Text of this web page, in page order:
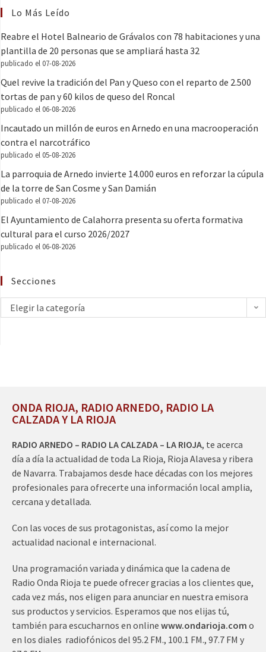
Lo Más Leído
Reabre el Hotel Balneario de Grávalos con 78 habitaciones y una
plantilla de 20 personas que se ampliará hasta 32
publicado el 07-08-2026
Quel revive la tradición del Pan y Queso con el reparto de 2.500
tortas de pan y 60 kilos de queso del Roncal
publicado el 06-08-2026
Incautado un millón de euros en Arnedo en una macrooperación
contra el narcotráfico
publicado el 05-08-2026
La parroquia de Arnedo invierte 14.000 euros en reforzar la cúpula
de la torre de San Cosme y San Damián
publicado el 07-08-2026
El Ayuntamiento de Calahorra presenta su oferta formativa
cultural para el curso 2026/2027
publicado el 06-08-2026
Secciones
Elegir la categoría
ONDA RIOJA, RADIO ARNEDO, RADIO LA
CALZADA Y LA RIOJA
RADIO ARNEDO – RADIO LA CALZADA – LA RIOJA, te acerca
día a día la actualidad de toda La Rioja, Rioja Alavesa y ribera
de Navarra. Trabajamos desde hace décadas con los mejores
profesionales para ofrecerte una información local amplia,
cercana y detallada.
Con las voces de sus protagonistas, así como la mejor
actualidad nacional e internacional.
Una programación variada y dinámica que la cadena de
Radio Onda Rioja te puede ofrecer gracias a los clientes que,
cada vez más, nos eligen para anunciar en nuestra emisora
sus productos y servicios. Esperamos que nos elijas tú,
también para escucharnos en online www.ondarioja.com o
en los diales radiofónicos del 95.2 FM., 100.1 FM., 97.7 FM y